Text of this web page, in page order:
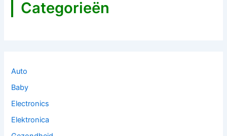
Categorieën
Auto
Baby
Electronics
Elektronica